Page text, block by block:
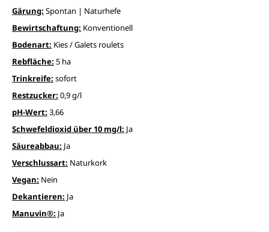
Gärung: Spontan | Naturhefe
Bewirtschaftung: Konventionell
Bodenart: Kies / Galets roulets
Rebfläche: 5 ha
Trinkreife: sofort
Restzucker: 0,9 g/l
pH-Wert: 3,66
Schwefeldioxid über 10 mg/l: Ja
Säureabbau: Ja
Verschlussart: Naturkork
Vegan: Nein
Dekantieren: Ja
Manuvin®: Ja